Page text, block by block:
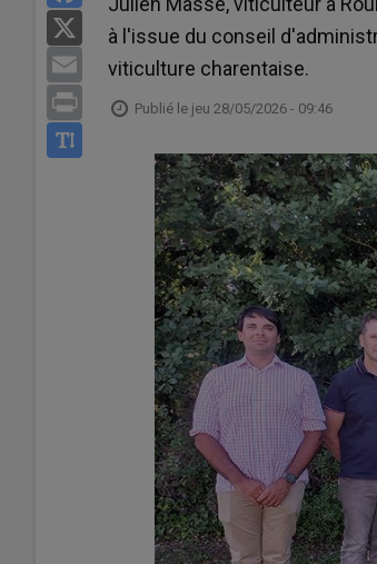
Email
Print
à l'issue du conseil
viticulture charentaise.
Publié le jeu 28/05/2026 - 09:46